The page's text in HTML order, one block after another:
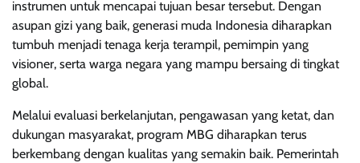
instrumen untuk mencapai tujuan besar tersebut. Dengan
asupan gizi yang baik, generasi muda Indonesia diharapkan
tumbuh menjadi tenaga kerja terampil, pemimpin yang
visioner, serta warga negara yang mampu bersaing di tingkat
global.
Melalui evaluasi berkelanjutan, pengawasan yang ketat, dan
dukungan masyarakat, program MBG diharapkan terus
berkembang dengan kualitas yang semakin baik. Pemerintah